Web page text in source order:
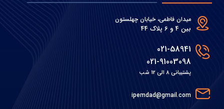
میدان فاطمی، خیابان چهلستون
بین 4 و 6 پلاک 44
021-58941
021-91003098
پشتیبانی 8 الی 12 شب
ipemdad@gmail.com